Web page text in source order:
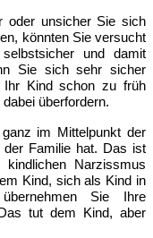
oder unsicher Sie sich
könnten Sie versucht
und damit
Sie sich sehr sicher
Kind schon zu früh
überfordern.
im Mittelpunkt der
Familie hat. Das ist
Narzissmus
Kind, sich als Kind in
Sie Ihre
tut dem Kind, aber